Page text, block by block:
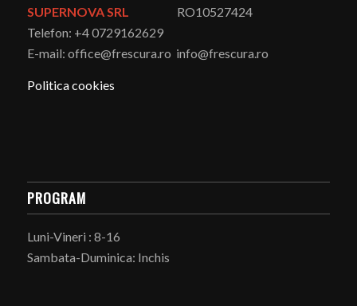
SUPERNOVA SRL RO10527424
Telefon: +4 0729162629
E-mail: office@frescura.ro info@frescura.ro
Politica cookies
PROGRAM
Luni-Vineri : 8-16
Sambata-Duminica: Inchis